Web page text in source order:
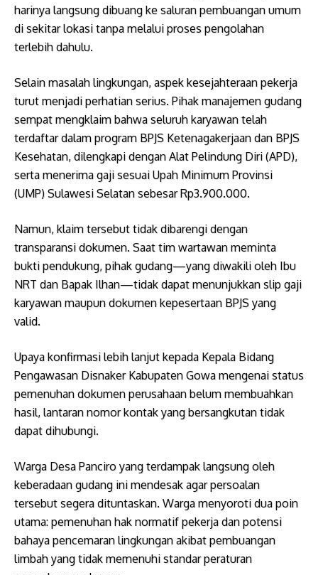
harinya langsung dibuang ke saluran pembuangan umum
di sekitar lokasi tanpa melalui proses pengolahan
terlebih dahulu.
Selain masalah lingkungan, aspek kesejahteraan pekerja
turut menjadi perhatian serius. Pihak manajemen gudang
sempat mengklaim bahwa seluruh karyawan telah
terdaftar dalam program BPJS Ketenagakerjaan dan BPJS
Kesehatan, dilengkapi dengan Alat Pelindung Diri (APD),
serta menerima gaji sesuai Upah Minimum Provinsi
(UMP) Sulawesi Selatan sebesar Rp3.900.000.
Namun, klaim tersebut tidak dibarengi dengan
transparansi dokumen. Saat tim wartawan meminta
bukti pendukung, pihak gudang—yang diwakili oleh Ibu
NRT dan Bapak Ilhan—tidak dapat menunjukkan slip gaji
karyawan maupun dokumen kepesertaan BPJS yang
valid.
Upaya konfirmasi lebih lanjut kepada Kepala Bidang
Pengawasan Disnaker Kabupaten Gowa mengenai status
pemenuhan dokumen perusahaan belum membuahkan
hasil, lantaran nomor kontak yang bersangkutan tidak
dapat dihubungi.
​Warga Desa Panciro yang terdampak langsung oleh
keberadaan gudang ini mendesak agar persoalan
tersebut segera dituntaskan. Warga menyoroti dua poin
utama: pemenuhan hak normatif pekerja dan potensi
bahaya pencemaran lingkungan akibat pembuangan
limbah yang tidak memenuhi standar peraturan